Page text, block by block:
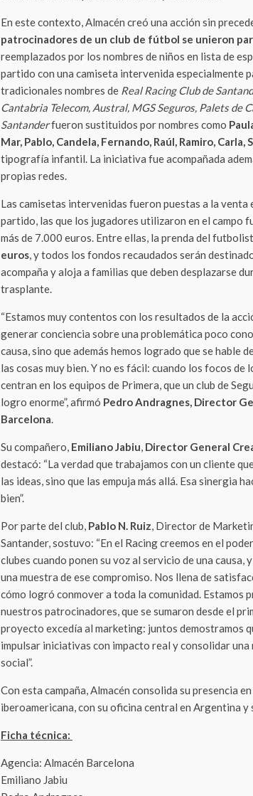
En este contexto, Almacén creó una acción sin
patrocinadores de un club de fútbol se unieron
reemplazados por los nombres de niños en lista de
partido con una camiseta intervenida especialmente
tradicionales nombres de Real Racing Club de
Cantabria Telecom, Austral, MGS Seguros, Palets de
Santanderfueron sustituidos por nombres como
Mar, Pablo, Candela, Fernando, Raúl, Ramiro, Carla,
tipografía infantil. La iniciativa fue acompañada
propias redes.
Las camisetas intervenidas fueron puestas a la venta
partido, las que los jugadores utilizaron en el campo
más de 7.000 euros. Entre ellas, la prenda del
euros, y todos los fondos recaudados serán
acompaña y aloja a familias que deben desplazarse
trasplante.
“Estamos muy contentos con los resultados de la
generar conciencia sobre una problemática poco
causa, sino que además hemos logrado que se hable
las cosas muy bien. Y no es fácil: cuando los focos de
centran en los equipos de Primera, que un club de
logro enorme”, afirmó Pedro Andragnes, Director
Barcelona.
Su compañero, Emiliano Jabiu, Director General
destacó: “La verdad que trabajamos con un cliente
las ideas, sino que las empuja más allá. Esa sinergia
bien”.
Por parte del club, Pablo N. Ruiz, Director de
Santander, sostuvo: “En el Racing creemos en el
clubes cuando ponen su voz al servicio de una causa,
una muestra de ese compromiso. Nos llena de
cómo logró conmover a toda la comunidad. Estamos
nuestros patrocinadores, que se sumaron desde el
proyecto excedía al marketing: juntos demostramos
impulsar iniciativas con impacto real y consolidar
social”.
Con esta campaña, Almacén consolida su presencia
iberoamericana, con su oficina central en Argentina
Ficha técnica:
Agencia: Almacén Barcelona
Emiliano Jabiu